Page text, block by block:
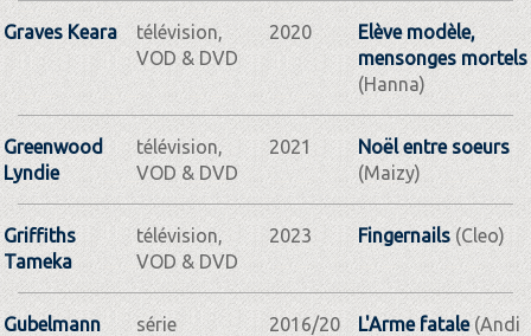
Graves Keara
télévision,
VOD & DVD
2020
Elève modèle,
mensonges mortels
(Hanna)
Greenwood
Lyndie
télévision,
VOD & DVD
2021
Noël entre soeurs
(Maizy)
Griffiths
Tameka
télévision,
VOD & DVD
2023 Fingernails(Cleo)
Gubelmann
série
2016/20
L'Arme fatale(Andi